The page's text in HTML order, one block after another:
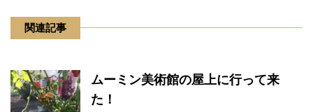
関連記事
ムーミン美術館の屋上に行って来
た！